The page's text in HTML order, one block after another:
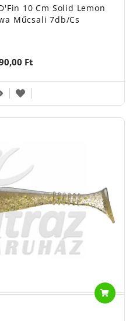
10 Cm Solid Lemon
Műcsali 7db/cs
Ft